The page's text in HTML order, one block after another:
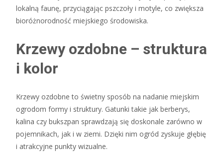
lokalną faunę, przyciągając pszczoły i motyle, co zwiększa
bioróżnorodność miejskiego środowiska.
Krzewy ozdobne – struktura
i kolor
Krzewy ozdobne to świetny sposób na nadanie miejskim
ogrodom formy i struktury. Gatunki takie jak berberys,
kalina czy bukszpan sprawdzają się doskonale zarówno w
pojemnikach, jak i w ziemi. Dzięki nim ogród zyskuje głębię
i atrakcyjne punkty wizualne.